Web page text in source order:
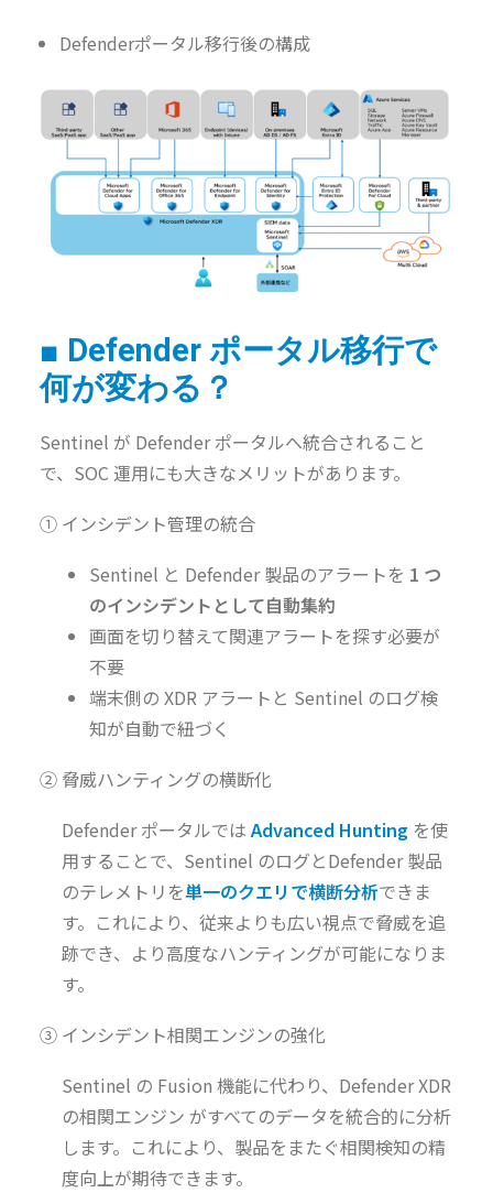
Defenderポータル移行後の構成
■ Defender ポータル移行で
何が変わる？
Sentinel が Defender ポータルへ統合されること
で、SOC 運用にも大きなメリットがあります。
① インシデント管理の統合
Sentinel と Defender 製品のアラートを 1 つ
のインシデントとして自動集約
画面を切り替えて関連アラートを探す必要が
不要
端末側の XDR アラートと Sentinel のログ検
知が自動で紐づく
② 脅威ハンティングの横断化
Defender ポータルではAdvanced Hunting を使
用することで、Sentinel のログとDefender 製品
のテレメトリを単一のクエリで横断分析できま
す。これにより、従来よりも広い視点で脅威を追
跡でき、より高度なハンティングが可能になりま
す。
③ インシデント相関エンジンの強化
Sentinel の Fusion 機能に代わり、Defender XDR
の相関エンジン がすべてのデータを統合的に分析
します。これにより、製品をまたぐ相関検知の精
度向上が期待できます。